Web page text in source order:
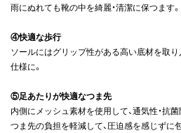
雨にぬれても靴の中を綺麗・清潔に保つます。
④快適な歩行
ソールにはグリップ性がある高い底材を取
仕様に。
⑤足あたりが快適なつま先
内側にメッシュ素材を使用して、通気性・抗菌
つま先の負担を軽減して、圧迫感を感じず